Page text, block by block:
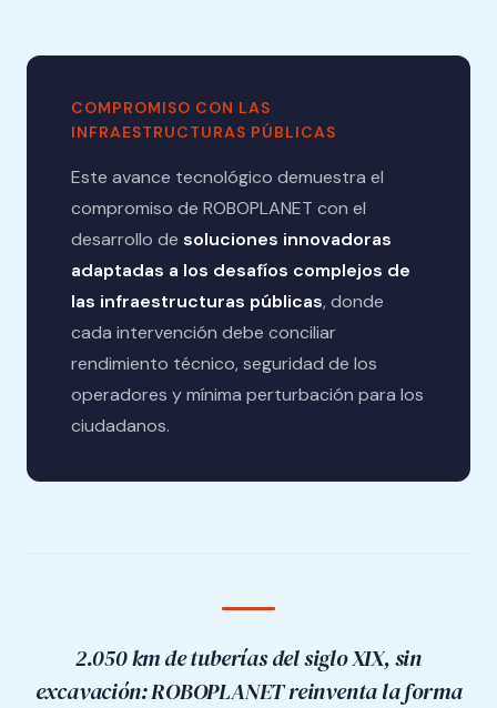
COMPROMISO CON LAS
INFRAESTRUCTURAS PÚBLICAS
Este avance tecnológico demuestra el
compromiso de ROBOPLANET con el
desarrollo de soluciones innovadoras
adaptadas a los desafíos complejos de
las infraestructuras públicas, donde
cada intervención debe conciliar
rendimiento técnico, seguridad de los
operadores y mínima perturbación para los
ciudadanos.
2.050 km de tuberías del siglo XIX, sin
excavación: ROBOPLANET reinventa la forma